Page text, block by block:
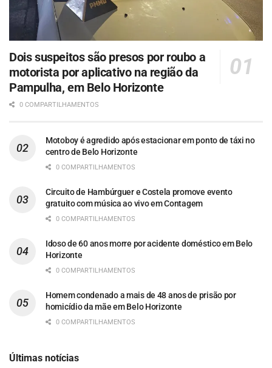
Dois suspeitos são presos por roubo a
motorista por aplicativo na região da
Pampulha, em Belo Horizonte
0 COMPARTILHAMENTOS
Motoboy é agredido após estacionar em ponto de táxi no
centro de Belo Horizonte
0 COMPARTILHAMENTOS
Circuito de Hambúrguer e Costela promove evento
gratuito com música ao vivo em Contagem
0 COMPARTILHAMENTOS
Idoso de 60 anos morre por acidente doméstico em Belo
Horizonte
0 COMPARTILHAMENTOS
Homem condenado a mais de 48 anos de prisão por
homicídio da mãe em Belo Horizonte
0 COMPARTILHAMENTOS
Últimas notícias